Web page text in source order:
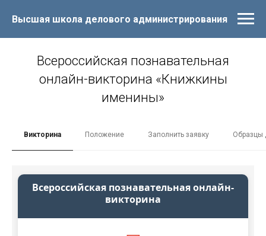
Высшая школа делового администрирования
Всероссийская познавательная
онлайн-викторина «Книжкины
именины»
Викторина Положение Заполнить заявку Образцы